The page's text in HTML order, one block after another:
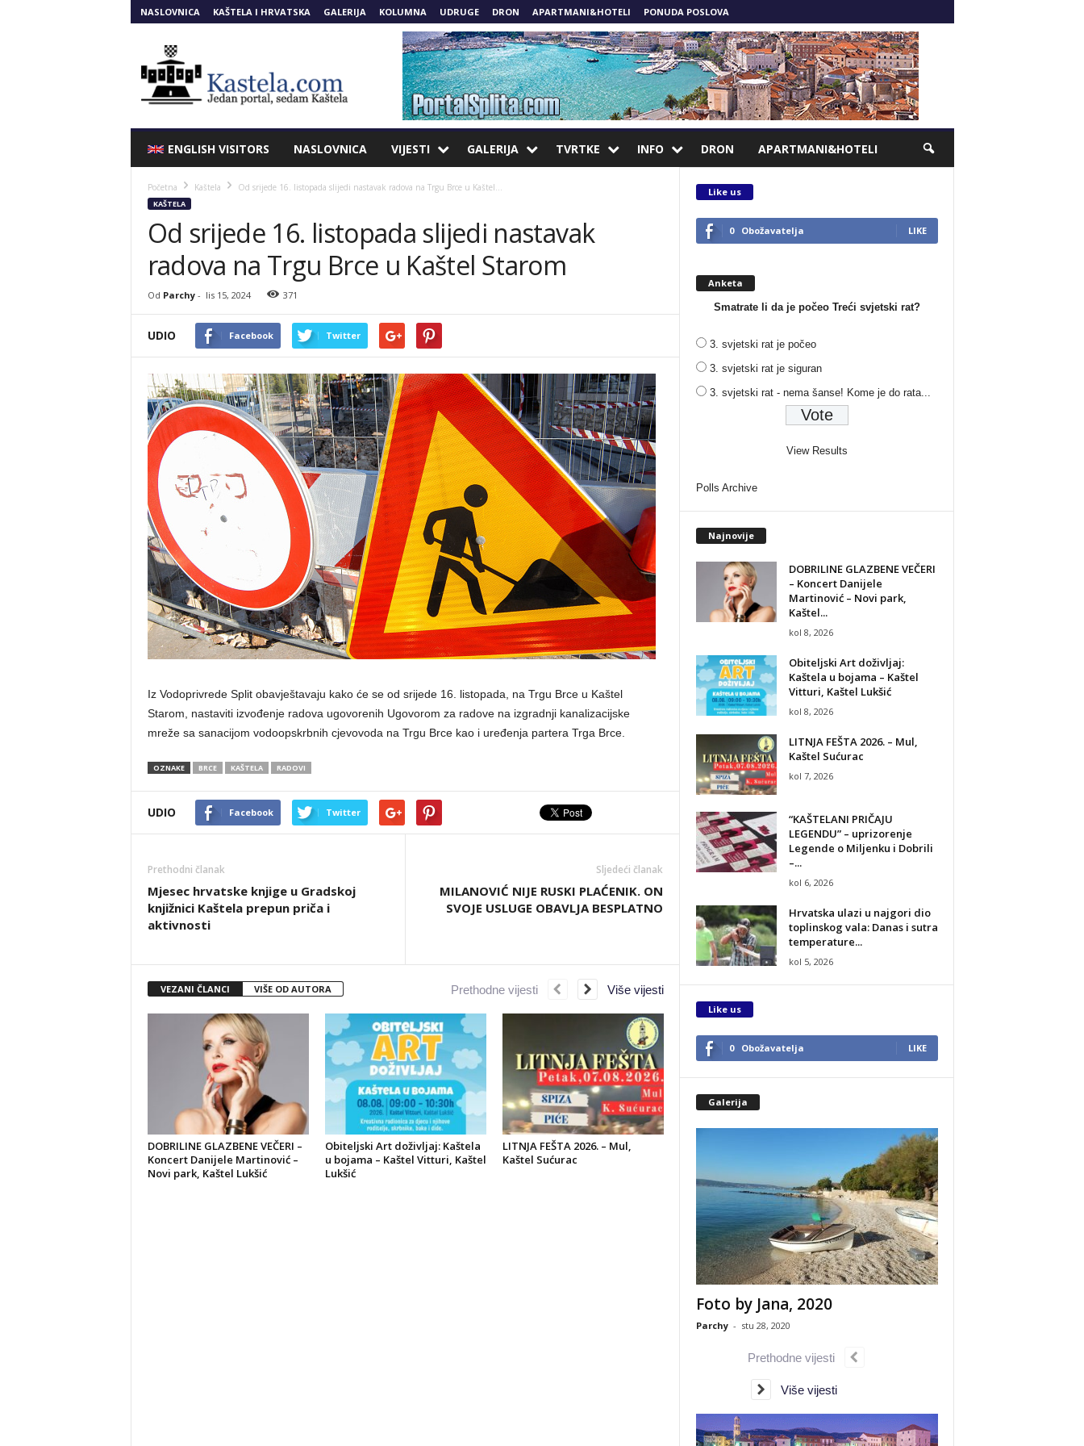
NASLOVNICA KAŠTELA I HRVATSKA GALERIJA KOLUMNA UDRUGE DRON APARTMANI&HOTELI PONUDA POSLOVA
ENGLISH VISITORS NASLOVNICA VIJESTI GALERIJA TVRTKE INFO DRON APARTMANI&HOTELI
Početna Kaštela Od srijede 16. listopada slijedi nastavak radova na Trgu Brce u Kaštel...
KAŠTELA
Od srijede 16. listopada slijedi nastavak
radova na Trgu Brce u Kaštel Starom
Od Parchy- lis 15, 2024 371
UDIO Facebook Twitter
Iz Vodoprivrede Split obavještavaju kako će se od srijede 16. listopada, na Trgu Brce u Kaštel
Starom, nastaviti izvođenje radova ugovorenih Ugovorom za radove na izgradnji kanalizacijske
mreže sa sanacijom vodoopskrbnih cjevovoda na Trgu Brce kao i uređenja partera Trga Brce.
OZNAKE BRCE KAŠTELA RADOVI
UDIO Facebook Twitter
Prethodni članak
Mjesec hrvatske knjige u Gradskoj
knjižnici Kaštela prepun priča i
aktivnosti
Sljedeći članak
MILANOVIĆ NIJE RUSKI PLAĆENIK. ON
SVOJE USLUGE OBAVLJA BESPLATNO
VEZANI ČLANCI VIŠE OD AUTORA
DOBRILINE GLAZBENE VEČERI –
Koncert Danijele Martinović –
Novi park, Kaštel Lukšić
Obiteljski Art doživljaj: Kaštela
u bojama – Kaštel Vitturi, Kaštel
Lukšić
LITNJA FEŠTA 2026. – Mul,
Kaštel Sućurac
Prethodne vijesti Više vijesti
Like us
0 Obožavatelja LIKE
Anketa
Smatrate li da je počeo Treći svjetski rat?
3. svjetski rat je počeo
3. svjetski rat je siguran
3. svjetski rat - nema šanse! Kome je do rata...
View Results
Polls Archive
Najnovije
DOBRILINE GLAZBENE VEČERI
– Koncert Danijele
Martinović – Novi park,
Kaštel...
kol 8, 2026
Obiteljski Art doživljaj:
Kaštela u bojama – Kaštel
Vitturi, Kaštel Lukšić
kol 8, 2026
LITNJA FEŠTA 2026. – Mul,
Kaštel Sućurac
kol 7, 2026
“KAŠTELANI PRIČAJU
LEGENDU” – uprizorenje
Legende o Miljenku i Dobrili
–...
kol 6, 2026
Hrvatska ulazi u najgori dio
toplinskog vala: Danas i sutra
temperature...
kol 5, 2026
Like us
0 Obožavatelja LIKE
Galerija
Foto by Jana, 2020
Parchy - stu 28, 2020
Prethodne vijesti
Više vijesti